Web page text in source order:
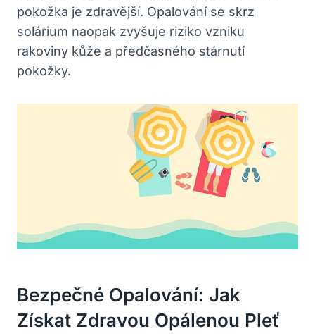
pokožka je zdravější. Opalování se skrz
solárium naopak zvyšuje riziko vzniku
rakoviny kůže a předčasného stárnutí
pokožky.
Bezpečné Opalování: Jak
Získat Zdravou Opálenou Pleť